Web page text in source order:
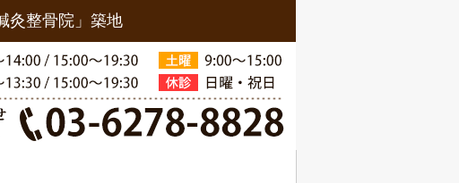
灸整骨院」築地